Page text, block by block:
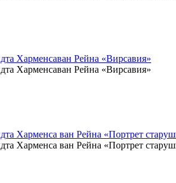
Харменсаван Рейна «Вирсавия»
Харменсаван Рейна «Вирсавия»
Харменса ван Рейна «Портрет
Харменса ван Рейна «Портрет